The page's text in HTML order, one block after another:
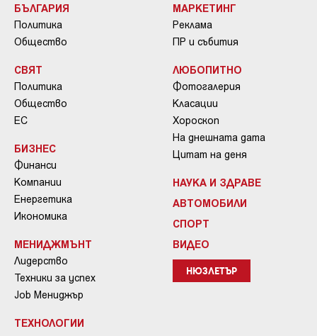
БЪЛГАРИЯ
Политика
Общество
СВЯТ
Политика
Общество
ЕС
БИЗНЕС
Финанси
Компании
Енергетика
Икономика
МЕНИДЖМЪНТ
Лидерство
Техники за успех
Job Мениджър
ТЕХНОЛОГИИ
МАРКЕТИНГ
Реклама
ПР и събития
ЛЮБОПИТНО
Фотогалерия
Класации
Хороскоп
На днешната дата
Цитат на деня
НАУКА И ЗДРАВЕ
АВТОМОБИЛИ
СПОРТ
ВИДЕО
НЮЗЛЕТЪР